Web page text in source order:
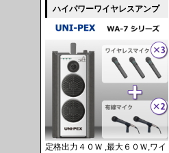
ハイパワーワイヤレスアンプ
定格出力４０Ｗ ,最大６０Ｗ,ワイ